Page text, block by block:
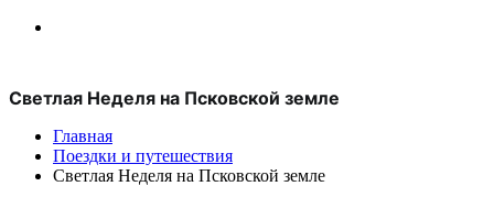
Светлая Неделя на Псковской земле
Главная
Поездки и путешествия
Светлая Неделя на Псковской земле